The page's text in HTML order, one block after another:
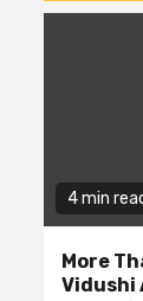
4 min
More
Vidushi